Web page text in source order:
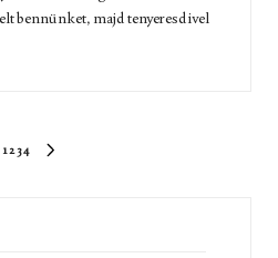
bennünket, majd tenyeresdivel
1234